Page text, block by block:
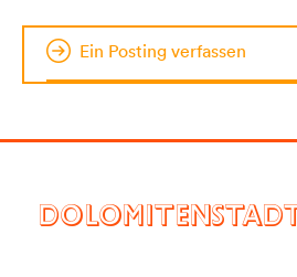
Ein Posting verfassen
DOLOMITENSTADT